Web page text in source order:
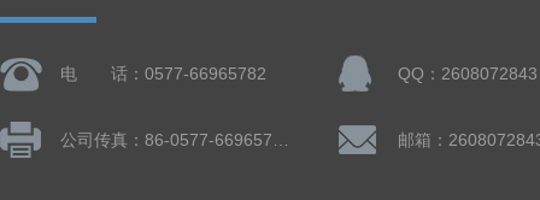
电 话：0577-66965782 QQ：2608072843
邮箱：